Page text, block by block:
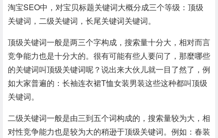
淘宝SEO中，对宝贝标题关键词大概分成三个等级：顶级
关键词，二级关键词，长尾关键词关键词。
顶级关键词一般是两三个字构成，搜索量十分大，相对而言
竞争能力也是十分大的。很有可能有些人要问了，那麼哪些
的关键词叫顶级关键词呢？说出来大伙儿就一目了然了，例
如大家普遍的：长袖连衣裙T恤女装男装这些这种都叫顶级
关键词。
二级关键词一般是由三到五个词构成的，搜索量较为大，相
对性竞争能力也是较为大的稍逊于顶级关键词。例如：春装